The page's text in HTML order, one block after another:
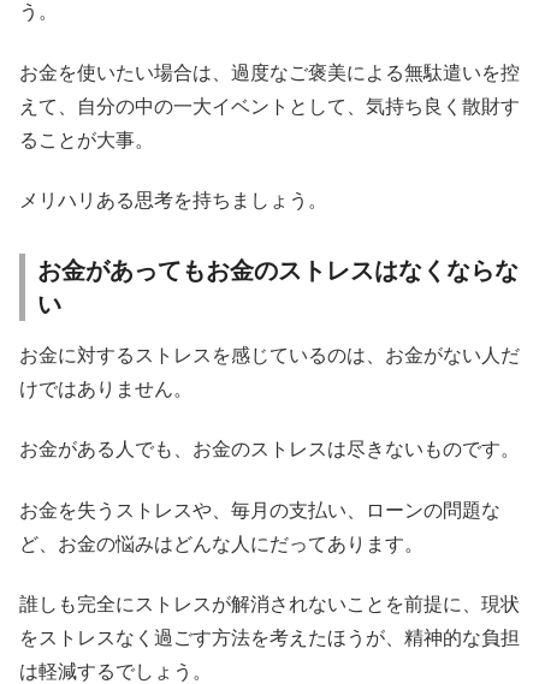
う。
お金を使いたい場合は、過度なご褒美による無駄遣いを控
えて、自分の中の一大イベントとして、気持ち良く散財す
ることが大事。
メリハリある思考を持ちましょう。
お金があってもお金のストレスはなくならな
い
お金に対するストレスを感じているのは、お金がない人だ
けではありません。
お金がある人でも、お金のストレスは尽きないものです。
お金を失うストレスや、毎月の支払い、ローンの問題な
ど、お金の悩みはどんな人にだってあります。
誰しも完全にストレスが解消されないことを前提に、現状
をストレスなく過ごす方法を考えたほうが、精神的な負担
は軽減するでしょう。